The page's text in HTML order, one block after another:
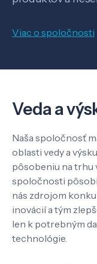
Viac o spoločnosti
Veda a
Naša spoločnosť
oblasti vedy a
pôsobeniu na trhu
spoločnosti
nás zdrojom
inovácií a tým
len k potrebným
technológie.